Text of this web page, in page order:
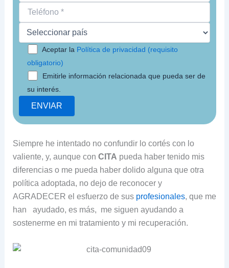
Aceptar la Política de privacidad (requisito
obligatorio)
Emitirle información relacionada que pueda ser de
su interés.
Siempre he intentado no confundir lo cortés con lo
valiente, y, aunque con CITA pueda haber tenido mis
diferencias o me pueda haber dolido alguna que otra
política adoptada, no dejo de reconocer y
AGRADECER el esfuerzo de sus profesionales, que me
han ayudado, es más, me siguen ayudando a
sostenerme en mi tratamiento y mi recuperación.